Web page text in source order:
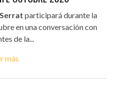
participará durante la
en una conversación con
de la...
más